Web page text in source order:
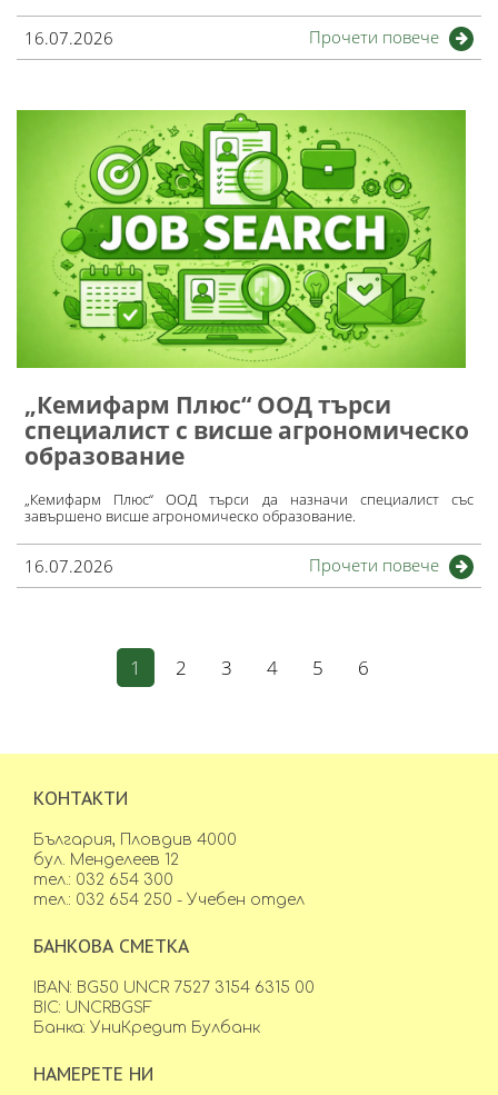
16.07.2026 Прочети повече
„Кемифарм Плюс“ ООД търси
специалист с висше агрономическо
образование
„Кемифарм Плюс“ ООД търси да назначи специалист със
завършено висше агрономическо образование.
16.07.2026 Прочети повече
1 2 3 4 5 6
КОНТАКТИ
България, Пловдив 4000
бул. Менделеев 12
тел.: 032 654 300
тел.: 032 654 250 - Учебен отдел
БАНКОВА СМЕТКА
IBAN: BG50 UNCR 7527 3154 6315 00
BIC: UNCRBGSF
Банка: УниКредит Булбанк
НАМЕРЕТЕ НИ